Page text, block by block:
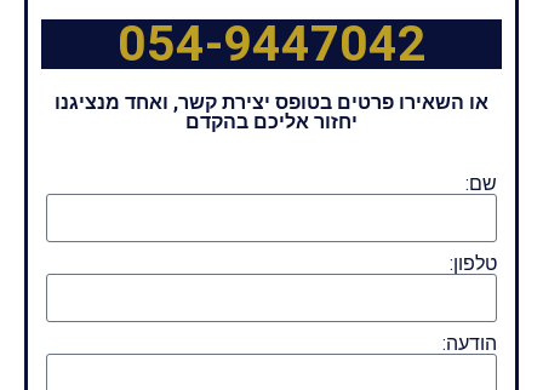
054-9447042
או השאירו פרטים בטופס יצירת קשר, ואחד מנציגנו
יחזור אליכם בהקדם
שם:
טלפון:
הודעה: